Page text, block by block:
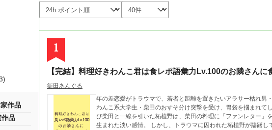
1
【完結】料理好きわんこ君は食レポ語彙力Lv.100のお隣さんに
街田あんぐる
年の差恋愛がトラウマで、若者と距離を置きたいアラサー枯れ男
わんこ系大学生・柴田のおすそ分け突撃を受け、胃袋を掴まれてしまう。 妥協案として「ご飯パトロ
び柴田と一線を引いた柘植野は、柴田の料理に「ファンレター」を書き、お
生まれた淡い感情。 しかし、トラウマに囚われた柘植野が躊躇し
作品
品